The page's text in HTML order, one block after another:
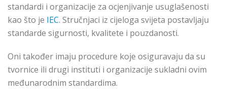
standardi i organizacije za ocjenjivanje usuglašenosti
kao što je IEC. Stručnjaci iz cijeloga svijeta postavljaju
standarde sigurnosti, kvalitete i pouzdanosti.
Oni također imaju procedure koje osiguravaju da su
tvornice ili drugi instituti i organizacije sukladni ovim
međunarodnim standardima.